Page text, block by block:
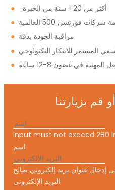
●
أكثر من 20+ سنة من الخبرة
●
شركات فورتشن 500 العالمية
● مراقبة الجودة بدقة
● المستمر للابتكار التكنولوجي
●
المهنية في غضون 8-12 ساعة
قم بزيارتنا
input must not exceed 280
اسم
البريد الإلكتروني